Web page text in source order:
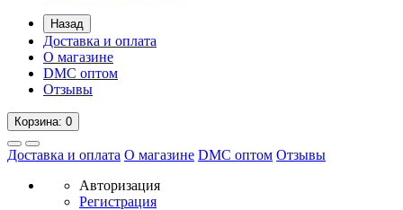
Назад
Доставка и оплата
О магазине
DMC оптом
Отзывы
Корзина: 0
Доставка и оплата О магазине DMC оптом Отзывы
Авторизация
Регистрация